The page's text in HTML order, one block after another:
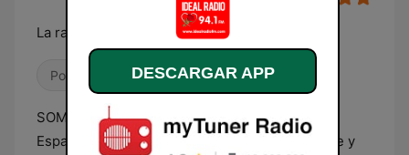
La radio del amor
Pop / Top 40 Romántica Latino
SOMOS La Radio Romántica Latina de Málaga-
España. Una radio DIGITAL con energía, empuje y
DESCARGAR APP